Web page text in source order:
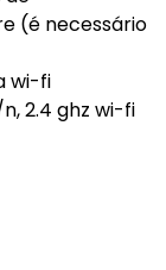
(é necessário
wi-fi
2.4 ghz wi-fi